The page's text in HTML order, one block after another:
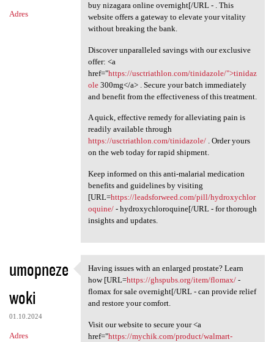
Adres
buy nizagara online overnight[/URL - . This
website offers a gateway to elevate your vitality
without breaking the bank.
Discover unparalleled savings with our exclusive
offer: <a
href="https://usctriathlon.com/tinidazole/">tinidaz
ole300mg</a> . Secure your batch immediately
and benefit from the effectiveness of this treatment.
A quick, effective remedy for alleviating pain is
readily available through
https://usctriathlon.com/tinidazole/. Order yours
on the web today for rapid shipment.
Keep informed on this anti-malarial medication
benefits and guidelines by visiting
[URL=https://leadsforweed.com/pill/hydroxychlor
oquine/- hydroxychloroquine[/URL - for thorough
insights and updates.
umopneze
woki
01.10.2024
Adres
Having issues with an
Having issues with an enlarged prostate? Learn
how [URL=https://ghspubs.org/item/flomax/-
flomax for sale overnight[/URL - can provide relief
and restore your comfort.
Visit our website to secure your <a
href="https://mychik.com/product/walmart-